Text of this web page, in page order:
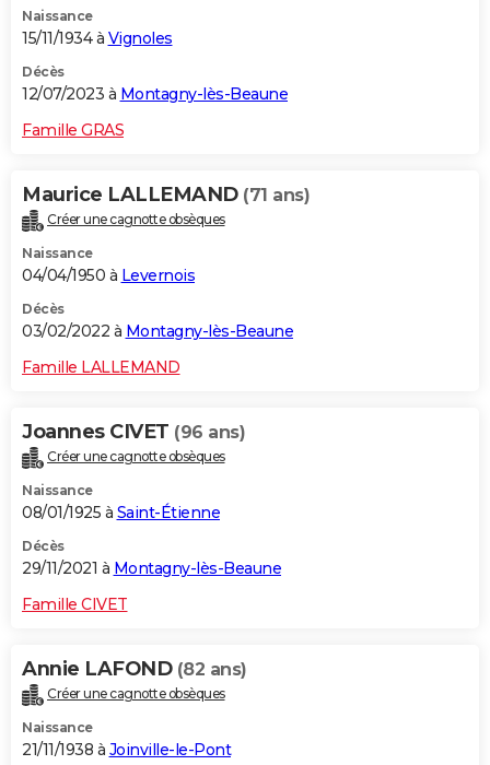
Naissance
15/11/1934 à Vignoles
Décès
12/07/2023 à Montagny-lès-Beaune
Famille GRAS
Maurice LALLEMAND (71 ans)
Créer une cagnotte obsèques
Naissance
04/04/1950 à Levernois
Décès
03/02/2022 à Montagny-lès-Beaune
Famille LALLEMAND
Joannes CIVET (96 ans)
Créer une cagnotte obsèques
Naissance
08/01/1925 à Saint-Étienne
Décès
29/11/2021 à Montagny-lès-Beaune
Famille CIVET
Annie LAFOND (82 ans)
Créer une cagnotte obsèques
Naissance
21/11/1938 à Joinville-le-Pont